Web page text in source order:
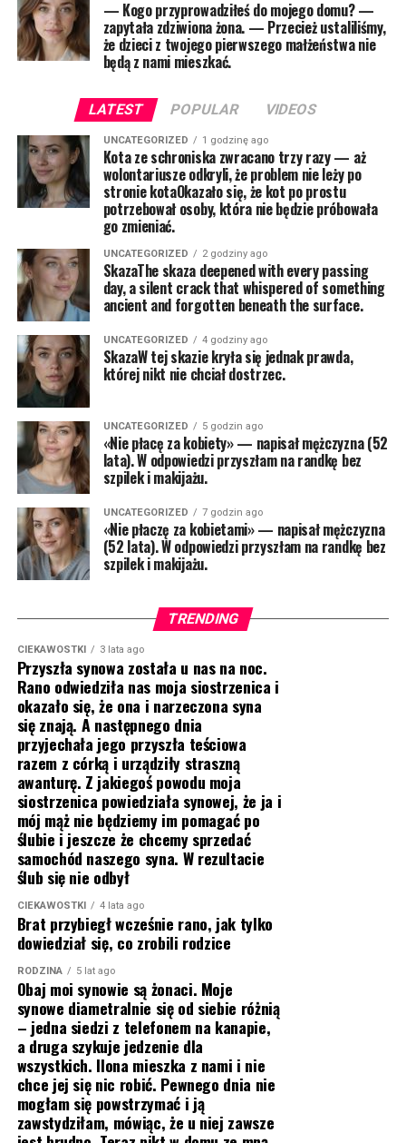
— Kogo przyprowadziłeś do mojego domu? —
zapytała zdziwiona żona. — Przecież ustaliliśmy,
że dzieci z twojego pierwszego małżeństwa nie
będą z nami mieszkać.
LATEST POPULAR VIDEOS
UNCATEGORIZED 1 godzinę ago
Kota ze schroniska zwracano trzy razy — aż
wolontariusze odkryli, że problem nie leży po
stronie kotaOkazało się, że kot po prostu
potrzebował osoby, która nie będzie próbowała
go zmieniać.
UNCATEGORIZED 2 godziny ago
SkazaThe skaza deepened with every passing
day, a silent crack that whispered of something
ancient and forgotten beneath the surface.
UNCATEGORIZED 4 godziny ago
SkazaW tej skazie kryła się jednak prawda,
której nikt nie chciał dostrzec.
UNCATEGORIZED 5 godzin ago
«Nie płacę za kobiety» — napisał mężczyzna (52
lata). W odpowiedzi przyszłam na randkę bez
szpilek i makijażu.
UNCATEGORIZED 7 godzin ago
«Nie płaczę za kobietami» — napisał mężczyzna
(52 lata). W odpowiedzi przyszłam na randkę bez
szpilek i makijażu.
TRENDING
CIEKAWOSTKI 3 lata ago
Przyszła synowa została u nas na noc.
Rano odwiedziła nas moja siostrzenica i
okazało się, że ona i narzeczona syna
się znają. A następnego dnia
przyjechała jego przyszła teściowa
razem z córką i urządziły straszną
awanturę. Z jakiegoś powodu moja
siostrzenica powiedziała synowej, że ja i
mój mąż nie będziemy im pomagać po
ślubie i jeszcze że chcemy sprzedać
samochód naszego syna. W rezultacie
ślub się nie odbył
CIEKAWOSTKI 4 lata ago
Brat przybiegł wcześnie rano, jak tylko
dowiedział się, co zrobili rodzice
RODZINA 5 lat ago
Obaj moi synowie są żonaci. Moje
synowe diametralnie się od siebie różnią
– jedna siedzi z telefonem na kanapie,
a druga szykuje jedzenie dla
wszystkich. Ilona mieszka z nami i nie
chce jej się nic robić. Pewnego dnia nie
mogłam się powstrzymać i ją
zawstydziłam, mówiąc, że u niej zawsze